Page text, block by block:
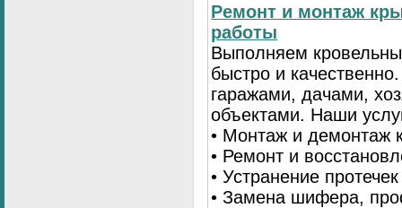
Ремонт и монтаж
работы
Выполняем
быстро и
гаражами, дачами,
объектами. Наши
• Монтаж и демонтаж
• Ремонт и
• Устранение протечек
• Замена шифера,